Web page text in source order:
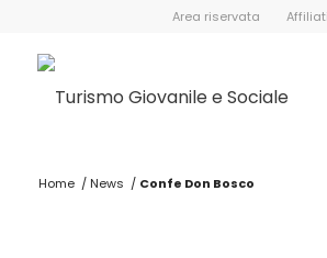
Area riservata Affiliati
Home / News / Confe Don Bosco